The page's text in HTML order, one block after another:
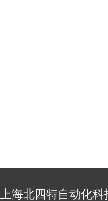
上海北四特自动化